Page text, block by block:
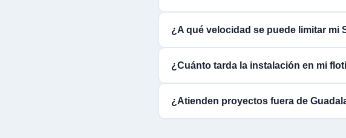
¿A qué velocidad se puede limitar mi
¿Cuánto tarda la instalación en mi
¿Atienden proyectos fuera de